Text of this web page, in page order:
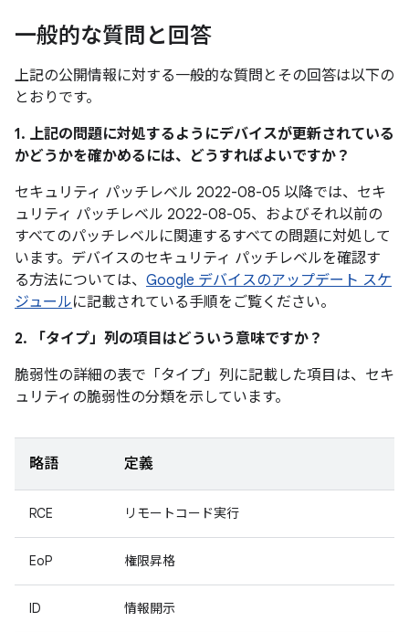
一般的な質問と回答
上記の公開情報に対する一般的な質問とその回答は以下の
とおりです。
1. 上記の問題に対処するようにデバイスが更新されている
かどうかを確かめるには、どうすればよいですか？
セキュリティ パッチレベル 2022-08-05 以降では、セキ
ュリティ パッチレベル 2022-08-05、およびそれ以前の
すべてのパッチレベルに関連するすべての問題に対処して
います。デバイスのセキュリティ パッチレベルを確認す
る方法については、 Google デバイスのアップデート スケ
ジュールに記載されている手順をご覧ください。
2. 「タイプ」 列の項目はどういう意味ですか？
脆弱性の詳細の表で「タイプ」 列に記載した項目は、セキ
ュリティの脆弱性の分類を示しています。
略語 定義
RCE リモートコード実行
EoP 権限昇格
ID 情報開示